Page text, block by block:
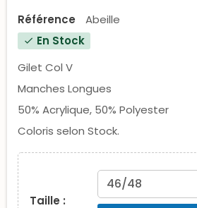
Référence Abeille
check En Stock
Gilet Col V
Manches Longues
50% Acrylique, 50% Polyester
Coloris selon Stock.
Taille :